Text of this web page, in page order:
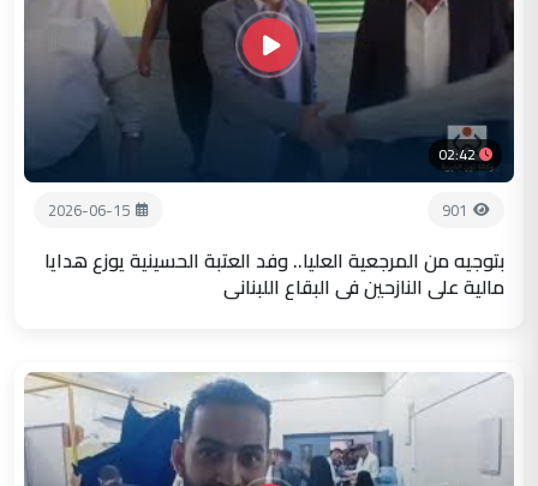
02:42
901
2026-06-15
بتوجيه من المرجعية العليا.. وفد العتبة الحسينية يوزع هدايا
مالية على النازحين في البقاع اللبناني